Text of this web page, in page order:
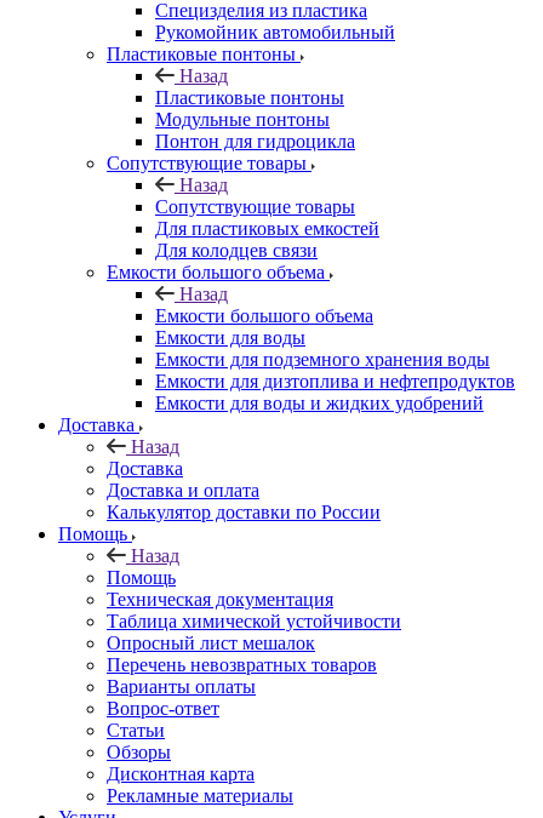
Специзделия из пластика
Рукомойник автомобильный
Пластиковые понтоны
Назад
Пластиковые понтоны
Модульные понтоны
Понтон для гидроцикла
Сопутствующие товары
Назад
Сопутствующие товары
Для пластиковых емкостей
Для колодцев связи
Емкости большого объема
Назад
Емкости большого объема
Емкости для воды
Емкости для подземного хранения воды
Емкости для дизтоплива и нефтепродуктов
Емкости для воды и жидких удобрений
Доставка
Назад
Доставка
Доставка и оплата
Калькулятор доставки по России
Помощь
Назад
Помощь
Техническая документация
Таблица химической устойчивости
Опросный лист мешалок
Перечень невозвратных товаров
Варианты оплаты
Вопрос-ответ
Статьи
Обзоры
Дисконтная карта
Рекламные материалы